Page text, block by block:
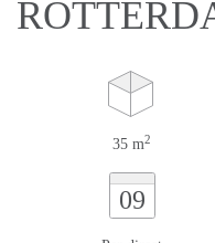
35 m2
09